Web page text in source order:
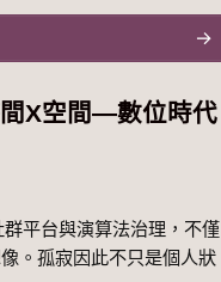
間Χ空間—數位時代
平台與演算法治理，不僅
。孤寂因此不只是個人狀